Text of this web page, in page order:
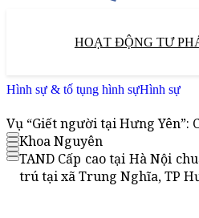
HOẠT ĐỘNG TƯ
Hình sự & tố tụng hình sựHình sự
Vụ “Giết người tại Hưng Yên”:
Khoa Nguyên
TAND Cấp cao tại Hà Nội
trú tại xã Trung Nghĩa, TP